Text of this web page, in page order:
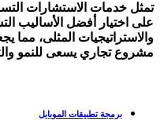
تمثل خدمات الاستشارات
على اختيار أفضل الأساليب
والاستراتيجيات المثلى، مما
مشروع تجاري يسعى للنمو
برمجة تطبيقات الموبايل